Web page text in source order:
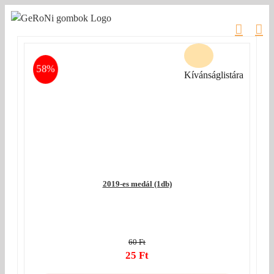
Kihagyás
58%
2019-es medál (1db)
60Ft
Original
25 Ft
Kívánságlistára